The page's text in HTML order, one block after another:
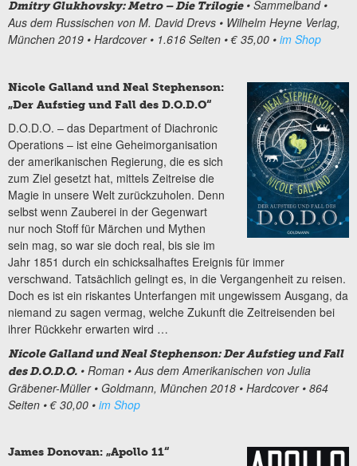
Dmitry Glukhovsky: Metro – Die Trilogie • Sammelband •
Aus dem Russischen von M. David Drevs • Wilhelm Heyne Verlag,
München 2019 • Hardcover • 1.616 Seiten • € 35,00 • im Shop
Nicole Galland und Neal Stephenson:
„Der Aufstieg und Fall des D.O.D.O“
D.O.D.O. – das Department of Diachronic
Operations – ist eine Geheimorganisation
der amerikanischen Regierung, die es sich
zum Ziel gesetzt hat, mittels Zeitreise die
Magie in unsere Welt zurückzuholen. Denn
selbst wenn Zauberei in der Gegenwart
nur noch Stoff für Märchen und Mythen
sein mag, so war sie doch real, bis sie im
Jahr 1851 durch ein schicksalhaftes Ereignis für immer
verschwand. Tatsächlich gelingt es, in die Vergangenheit zu reisen.
Doch es ist ein riskantes Unterfangen mit ungewissem Ausgang, da
niemand zu sagen vermag, welche Zukunft die Zeitreisenden bei
ihrer Rückkehr erwarten wird …
Nicole Galland und Neal Stephenson: Der Aufstieg und Fall
des D.O.D.O. • Roman • Aus dem Amerikanischen von Julia
Gräbener-Müller • Goldmann, München 2018 • Hardcover • 864
Seiten • € 30,00 • im Shop
James Donovan: „Apollo 11“